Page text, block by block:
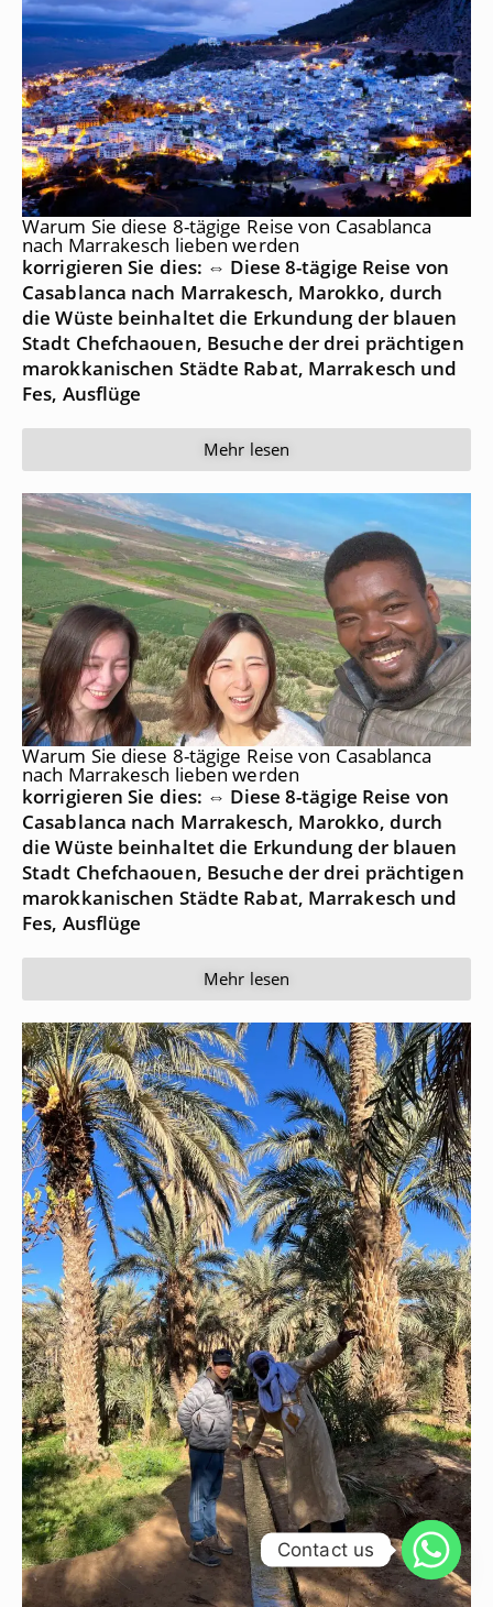
Warum Sie diese 8-tägige Reise von Casablanca
nach Marrakesch lieben werden
korrigieren Sie dies: ⇔ Diese 8-tägige Reise von
Casablanca nach Marrakesch, Marokko, durch
die Wüste beinhaltet die Erkundung der blauen
Stadt Chefchaouen, Besuche der drei prächtigen
marokkanischen Städte Rabat, Marrakesch und
Fes, Ausflüge
Mehr lesen
Warum Sie diese 8-tägige Reise von Casablanca
nach Marrakesch lieben werden
korrigieren Sie dies: ⇔ Diese 8-tägige Reise von
Casablanca nach Marrakesch, Marokko, durch
die Wüste beinhaltet die Erkundung der blauen
Stadt Chefchaouen, Besuche der drei prächtigen
marokkanischen Städte Rabat, Marrakesch und
Fes, Ausflüge
Mehr lesen
Contact us